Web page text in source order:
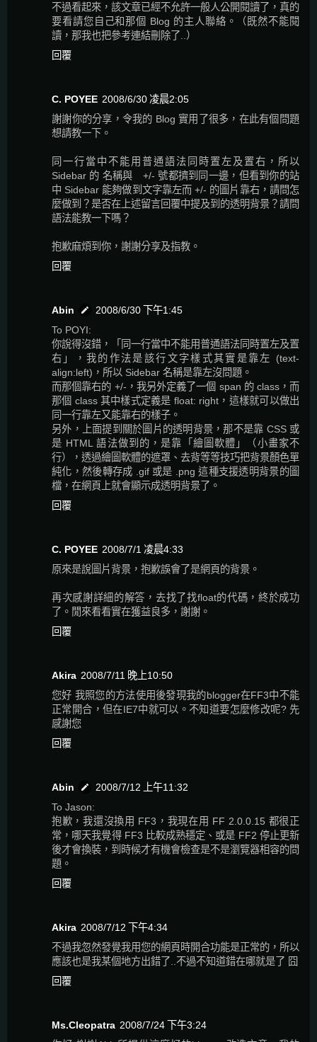
不過看起來，該文章已經不允許一般人公開閱讀了，真的
要看請您自己和那個 Blog 的主人聯絡。（既然不能閱
讀，那我也把參考連結刪除了..）
回覆
C. POYEE 2008/6/30 凌晨2:05
謝謝你的分享，令我的 Blog 實用了很多，在此有個問題
想請教一下。
同一行當中不能用普通語法同時置左及置右，所以
Sidebar 的 名稱與 +/- 號都擠到同一邊，但看到你的站
中 Sidebar 能夠做到文字靠左而 +/- 的圖片靠右，請問怎
麼做到？是否在上述留言回覆中提及到的透明背景？請問
語法能教一下嗎？
抱歉麻煩到你，謝謝分享及指教。
回覆
Abin
2008/6/30 下午1:45
To POYI:
你說得沒錯，「同一行當中不能用普通語法同時置左及置
右」，我的作法是該行文字樣式其實是靠左 (text-
align:left)，所以 Sidebar 名稱是靠左沒問題。
而那個靠右的 +/-，我另外定義了一個 span 的 class，而
那個 class 其中樣式定義是 float: right，這樣就可以做出
同一行靠左又能靠右的樣子。
另外，上面提到關於圖片的透明背景，那不是靠 CSS 或
是 HTML 語法做到的，是靠「繪圖軟體」（小畫家不
行），透過繪圖軟體的遮罩、去背等等技巧把背景顏色單
純化，然後轉存成 .gif 或是 .png 這種支援透明背景的圖
檔，在網頁上就會顯示成透明背景了。
回覆
C. POYEE 2008/7/1 凌晨4:33
原來是說圖片背景，抱歉誤會了是網頁的背景。
再次感謝詳細的解答，去找了找float的代碼，終於成功
了。閒來看看實在獲益良多，謝謝。
回覆
Akira 2008/7/11 晚上10:50
您好 我照您的方法使用後發現我的blogger在FF3中不能
正常開合，但在IE7中就可以。不知道要怎麼修改呢? 先
感謝您
回覆
Abin
2008/7/12 上午11:32
To Jason:
抱歉，我還沒換用 FF3，我現在用 FF 2.0.0.15 都很正
常，哪天我覺得 FF3 比較成熟穩定、或是 FF2 停止更新
後才會換裝，到時候才有機會檢查是不是瀏覽器相容的問
題。
回覆
Akira 2008/7/12 下午4:34
不過我忽然發覺我用您的網頁時開合功能是正常的，所以
應該也是我某個地方出錯了..不過不知道錯在哪就是了 囧
回覆
Ms.Cleopatra 2008/7/24 下午3:24